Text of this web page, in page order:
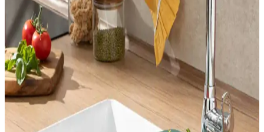
Homie'nin kare lavabo seti, modern tasarımı ve dayanıklı
malzemeleriyle banyonuzda şıklık ve fonksiyonellik sağlar. Üç
parçadan oluşan set, hijyen ve kullanım kolaylığı sunar.
Süzgeçli Banyo ve Lavabo Gider Filtresi: Dayanıklı
ve Pratik Kullanım İçin Rehber
Dem Home'un silikon gider filtresi, kolay takılır, kötü kokuları önler
ve dayanıklıdır. Pratik kullanımıyla hijyen sağlar, uygun fiyatlı ve
estetik tasarımıyla tercih edilir.